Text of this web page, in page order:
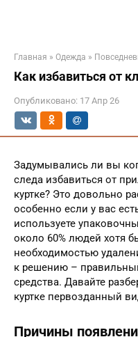
Главная » Одежда »
Как избавиться от
Опубликовано: 17 Апр 26
Задумывались ли вы
следа избавиться от
куртке? Это довольно
особенно если у вас
используете
около 60% людей хотя
необходимостью
к решению –
средства. Давайте
куртке первозданный
Причины